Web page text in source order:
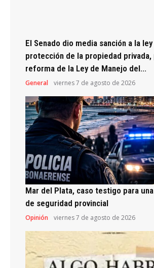
El Senado dio media sanción a la
protección de la propiedad
reforma de la Ley de Manejo del...
General viernes 7 de agosto de 2026
Mar del Plata, caso testigo para
de seguridad provincial
Opinión viernes 7 de agosto de 2026